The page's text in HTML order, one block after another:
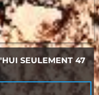
SEULEMENT 47